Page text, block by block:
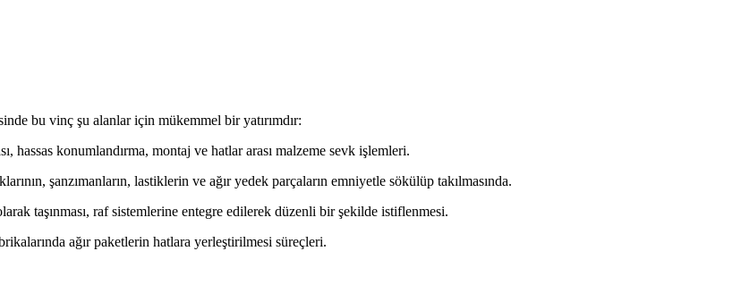
bu vinç şu alanlar için mükemmel bir yatırımdır:
hassas konumlandırma, montaj ve hatlar arası malzeme sevk işlemleri.
şanzımanların, lastiklerin ve ağır yedek parçaların emniyetle sökülüp takılmasında.
taşınması, raf sistemlerine entegre edilerek düzenli bir şekilde istiflenmesi.
ağır paketlerin hatlara yerleştirilmesi süreçleri.